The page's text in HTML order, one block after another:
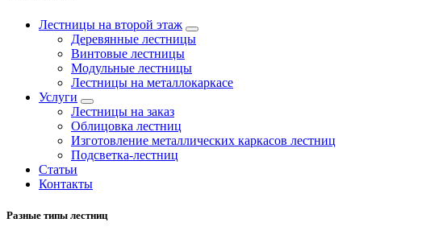
Лестницы на второй этаж
Деревянные лестницы
Винтовые лестницы
Модульные лестницы
Лестницы на металлокаркасе
Услуги
Лестницы на заказ
Облицовка лестниц
Изготовление металлических каркасов лестниц
Подсветка-лестниц
Статьи
Контакты
Разные типы лестниц